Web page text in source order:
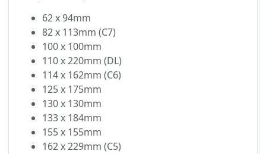
62 x 94mm
82 x 113mm (C7)
100 x 100mm
110 x 220mm (DL)
114 x 162mm (C6)
125 x 175mm
130 x 130mm
133 x 184mm
155 x 155mm
162 x 229mm (C5)